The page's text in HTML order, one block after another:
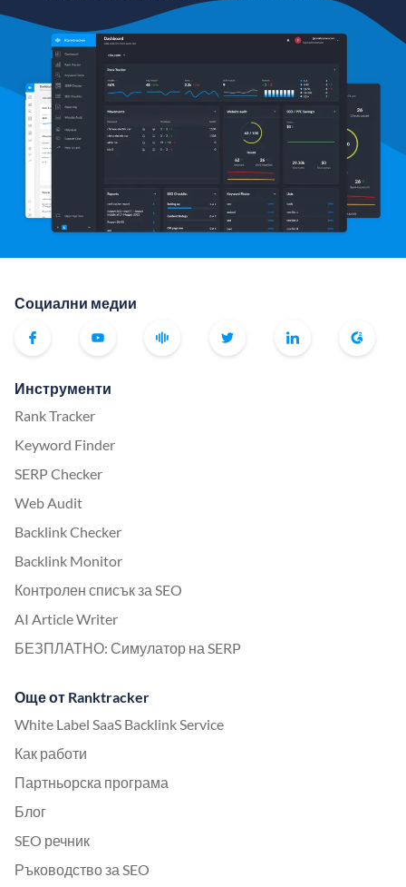
Социални медии
Инструменти
Rank Tracker
Keyword Finder
SERP Checker
Web Audit
Backlink Checker
Backlink Monitor
Контролен списък за SEO
AI Article Writer
БЕЗПЛАТНО: Симулатор на SERP
Още от Ranktracker
White Label SaaS Backlink Service
Как работи
Партньорска програма
Блог
SEO речник
Ръководство за SEO